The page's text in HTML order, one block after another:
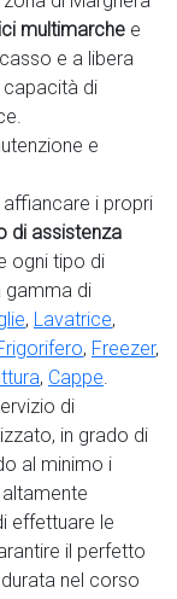
multimarche e
e a libera
capacità di
e
i propri
di assistenza
ogni tipo di
gamma di
, Lavatrice,
, Freezer,
, Cappe.
di
in grado di
al minimo i
altamente
effettuare le
il perfetto
nel corso